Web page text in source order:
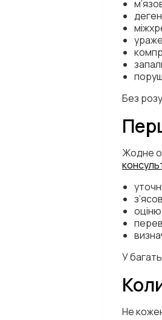
Без
Жодне
У
Не